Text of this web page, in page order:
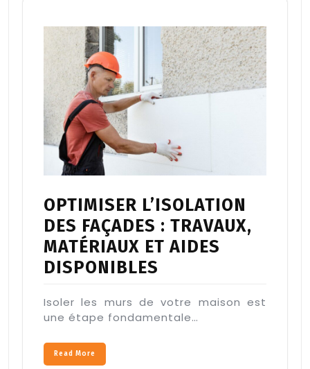
OPTIMISER L’ISOLATION
DES FAÇADES : TRAVAUX,
MATÉRIAUX ET AIDES
DISPONIBLES
Isoler les murs de votre maison est
une étape fondamentale…
Read More